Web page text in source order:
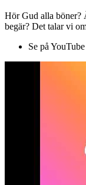
Hör Gud alla böner?
begär? Det talar vi
Se på YouTube